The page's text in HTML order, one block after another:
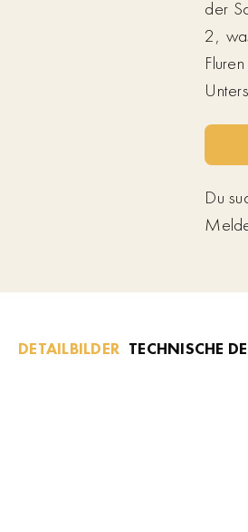
der
2,
Du
DETAILBILDER TECHNISCHE